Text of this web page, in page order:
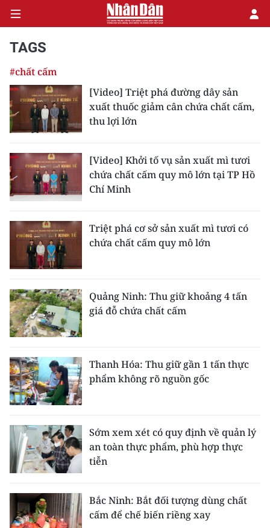
CHÍNH TRỊ
KINH TẾ
XÃ HỘI
PHÁP LUẬT
DU LỊCH
THẾ GIỚI
GIÁO DỤC
KHOA HỌC - CÔNG NGHỆ
MÔI TRƯỜNG
BẠN ĐỌC
KIỂM CHỨNG THÔNG TIN
54 DÂN TỘC VIỆT NAM
TAGS
#chất cấm
[Video] Triệt phá đường dây sản
xuất thuốc giảm cân chứa chất cấm,
thu lợi lớn
[Video] Khởi tố vụ sản xuất mì tươi
chứa chất cấm quy mô lớn tại TP Hồ
Chí Minh
Triệt phá cơ sở sản xuất mì tươi có
chứa chất cấm quy mô lớn
Quảng Ninh: Thu giữ khoảng 4 tấn
giá đỗ chứa chất cấm
Thanh Hóa: Thu giữ gần 1 tấn thực
phẩm không rõ nguồn gốc
Sớm xem xét có quy định về quản lý
an toàn thực phẩm, phù hợp thực
tiễn
Bắc Ninh: Bắt đối tượng dùng chất
cấm để chế biến riềng xay